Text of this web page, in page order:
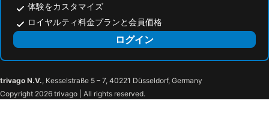
Ringstrasse
Hrvatsko narodno kazalište u Zagrebu
Raimund Theater
Belvedere Palace
カールス教会
Schilcherberg in Flammen
Koralpe
Kope
Lake Festival am Schwarzlsee
Schwarzl See
Österreichischer Skulpturenpark
体験をカスタマイズ
ロイヤルティ料金プランと会員価格
ログイン
trivago N.V., Kesselstraße 5 – 7, 40221 Düsseldorf, Germany
Copyright 2026 trivago | All rights reserved.